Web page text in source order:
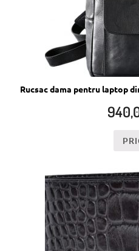
Rucsac dama pentru laptop